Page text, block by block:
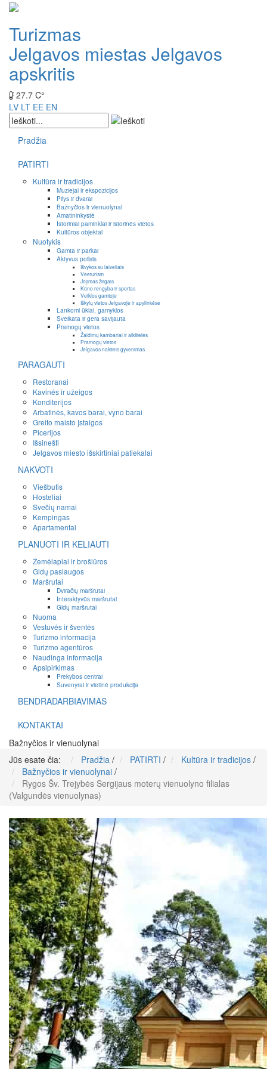
Turizmas
Jelgavos miestas Jelgavos
apskritis
27.7 C°
LV LT EE EN
Pradžia
PATIRTI
Kultūra ir tradicijos
Muziejai ir ekspozicijos
Pilys ir dvarai
Bažnyčios ir vienuolynai
Amatininkystė
Istoriniai paminklai ir istorinės vietos
Kultūros objektai
Nuotykis
Gamta ir parkai
Aktyvus poilsis
Išvykos su laiveliais
Veeturism
Jojimas žirgais
Kūno rengyba ir sportas
Veiklos gamtoje
Iškylų vietos Jelgavoje ir apylinkėse
Lankomi ūkiai, gamyklos
Sveikata ir gera savijauta
Pramogų vietos
Žaidimų kambariai ir aikštelės
Pramogų vietos
Jelgavos naktinis gyvenimas
PARAGAUTI
Restoranai
Kavinės ir užeigos
Konditerijos
Arbatinės, kavos barai, vyno barai
Greito maisto įstaigos
Picerijos
Išsinešti
Jelgavos miesto išskirtiniai patiekalai
NAKVOTI
Viešbutis
Hosteliai
Svečių namai
Kempingas
Apartamentai
PLANUOTI IR KELIAUTI
Žemėlapiai ir brošiūros
Gidų paslaugos
Maršrutai
Dviračių maršrutai
Interaktyvūs maršrutai
Gidų maršrutai
Nuoma
Vestuvės ir šventės
Turizmo informacija
Turizmo agentūros
Naudinga informacija
Apsipirkimas
Prekybos centrai
Suvenyrai ir vietinė produkcija
BENDRADARBIAVIMAS
KONTAKTAI
Bažnyčios ir vienuolynai
Jūs esate čia:
Pradžia / PATIRTI / Kultūra ir tradicijos /
Bažnyčios ir vienuolynai /
Rygos Šv. Trejybės Sergijaus moterų vienuolyno filialas
(Valgundės vienuolynas)